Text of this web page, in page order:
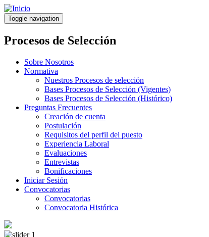
Pasar
al
contenido
principal
Toggle navigation
Procesos de Selección
Sobre Nosotros
Normativa
Nuestros Procesos de selección
Bases Procesos de Selección (Vigentes)
Bases Procesos de Selección (Histórico)
Preguntas Frecuentes
Creación de cuenta
Postulación
Requisitos del perfil del puesto
Experiencia Laboral
Evaluaciones
Entrevistas
Bonificaciones
Iniciar Sesión
Convocatorias
Convocatorias
Convocatoria Histórica